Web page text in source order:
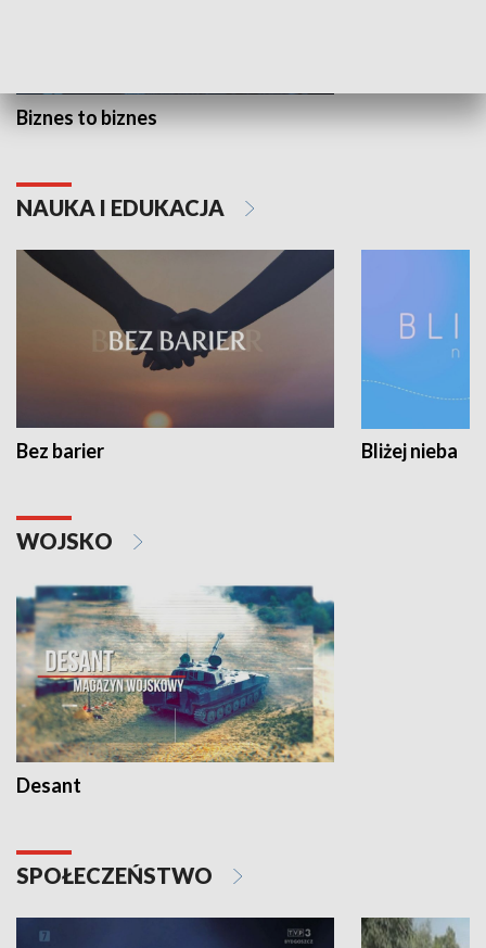
Biznes to biznes
NAUKA I EDUKACJA
Bez barier Bliżej nieba
WOJSKO
Desant
SPOŁECZEŃSTWO